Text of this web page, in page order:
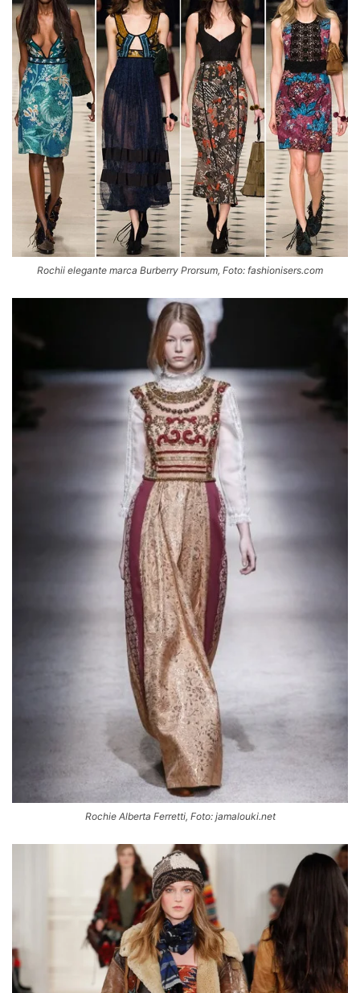
Rochii elegante marca Burberry Prorsum, Foto: fashionisers.com
Rochie Alberta Ferretti, Foto: jamalouki.net